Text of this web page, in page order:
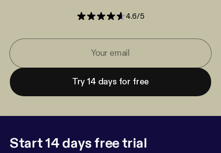
4.6/5
Try 14 days for free
Start 14 days free trial